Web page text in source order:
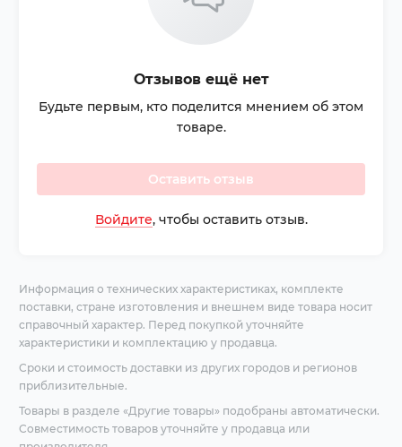
Отзывов ещё нет
Будьте первым, кто поделится мнением об этом
товаре.
Оставить отзыв
Войдите, чтобы оставить отзыв.
Информация о технических характеристиках, комплекте
поставки, стране изготовления и внешнем виде товара носит
справочный характер. Перед покупкой уточняйте
характеристики и комплектацию у продавца.
Сроки и стоимость доставки из других городов и регионов
приблизительные.
Товары в разделе «Другие товары» подобраны автоматически.
Совместимость товаров уточняйте у продавца или